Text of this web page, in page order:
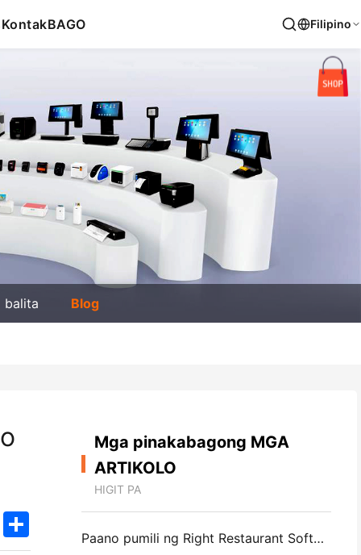
KontakBAGO Filipino
balita Blog
TwitterShare
Mga pinakabagong MGA
ARTIKOLO
HIGIT PA
Paano pumili ng Right Restaurant Software para sa iyong Maliit o Midsize Restaurant